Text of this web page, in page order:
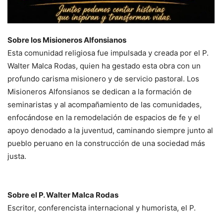
Sobre los Misioneros Alfonsianos
Esta comunidad religiosa fue impulsada y creada por el P.
Walter Malca Rodas, quien ha gestado esta obra con un
profundo carisma misionero y de servicio pastoral. Los
Misioneros Alfonsianos se dedican a la formación de
seminaristas y al acompañamiento de las comunidades,
enfocándose en la remodelación de espacios de fe y el
apoyo denodado a la juventud, caminando siempre junto al
pueblo peruano en la construcción de una sociedad más
justa.
Sobre el P. Walter Malca Rodas
Escritor, conferencista internacional y humorista, el P.